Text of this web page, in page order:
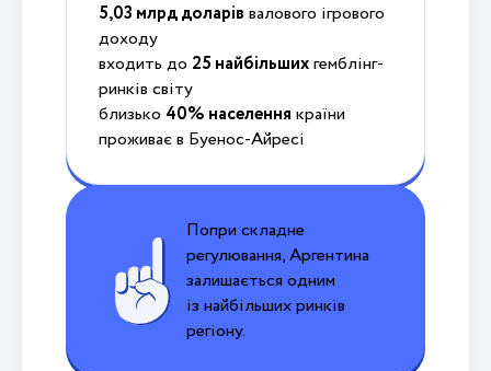
5,03 млрд доларів валового ігрового
доходу
входить до 25 найбільшихгемблінг-
ринків світу
близько 40% населення країни
проживає в Буенос-Айресі
Попри складне
регулювання, Аргентина
залишається одним
із найбільших ринків
регіону.